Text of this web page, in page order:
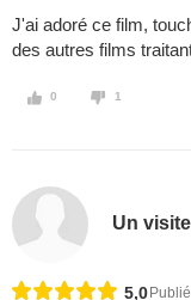
J'ai adoré ce film,
des autres films
0 1
Un
5,0